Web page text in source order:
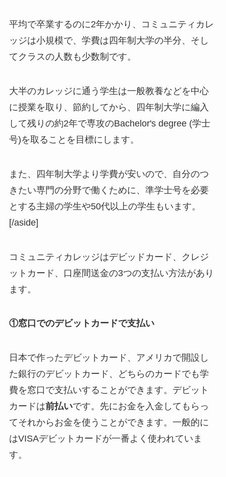
平均で卒業するのに2年かかり、コミュニティカレ
ッジは小規模で、学費は四年制大学の半分、そし
てクラスの人数も少数制です。
大半のカレッジに通う学生は一般教養などを中心
に授業を取り、節約してから、四年制大学に編入
して残りの約2年で専攻のBachelor's degree (学士
号)を取ることを目標にします。
また、四年制大学より学費が安いので、自分のつ
きたい専門の分野で働くために、準学士号を必要
とする主婦の学生や50代以上の学生もいます。
[/aside]
コミュニティカレッジはデビッドカード、クレジ
ットカード、口座間送金の3つの支払い方法があり
ます。
①窓口でのデビットカードで支払い
日本で作ったデビットカード、アメリカで開設し
た銀行のデビットカード、どちらのカードでも学
費を窓口で支払いすることができます。デビット
カードは前払いです。先にお金を入金してもらっ
てそれからお金を使うことができます。一般的に
はVISAデビットカードが一番よく使われていま
す。